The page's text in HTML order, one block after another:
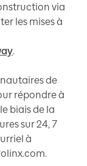
via
les mises à
.
de
répondre à
biais de la
sur 24, 7
à